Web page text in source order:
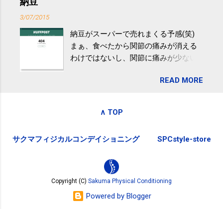
波大「減量しなくても効果」 - ニュー
ス - アピタル（医療・健康）
全く考えていなかったので、貰えると
少しづつ復興してる感が伝わってきて
嬉しいです。 あと、ふるさと納税が節
ですが、節税になるほど稼げていない
税務局｜ふるさと納税など個人住民税
3/07/2015
納豆がスーパーで売れまくる予感(笑)
まぁ、食べたから関節の痛みが消える
わけではないし、関節に痛みが少ない
ど。。 「関節の老化」は、「コンドロ
歳をピークにして、体内で作られる量
代の半分、60代ではそのさらに半分に
起こさないためには、食生活で「コン
ドロイチン」を補うことが大切。そし
て「コンドロイチン」という成分は、
納豆をはじめとしたネバネバ&ヌルヌル
READ MORE
∧ TOP
サクマフィジカルコンデイショニング SPCstyle-store
Copyright (C) Sakuma Physical Conditioning
Powered by Blogger